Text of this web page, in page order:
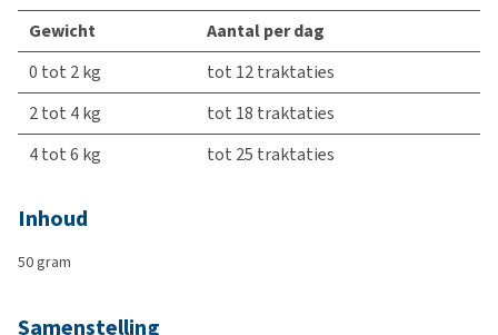
Gewicht
Aantal per dag
0 tot 2 kg
tot 12 traktaties
2 tot 4 kg
tot 18 traktaties
4 tot 6 kg
tot 25 traktaties
Inhoud
50 gram
Samenstelling